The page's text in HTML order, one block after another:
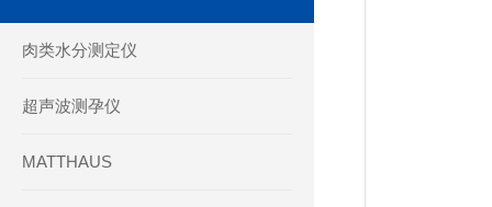
肉类水分测定仪
超声波测孕仪
MATTHAUS